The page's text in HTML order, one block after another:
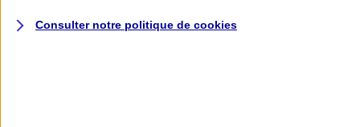
Consulter notre politique de cookies